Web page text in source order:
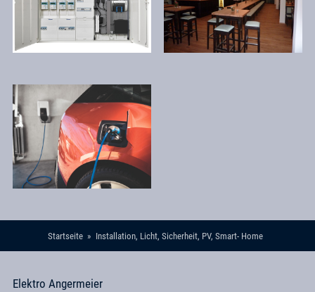
Startseite Installation, Licht, Sicherheit, PV, Smart- Home
Elektro Angermeier